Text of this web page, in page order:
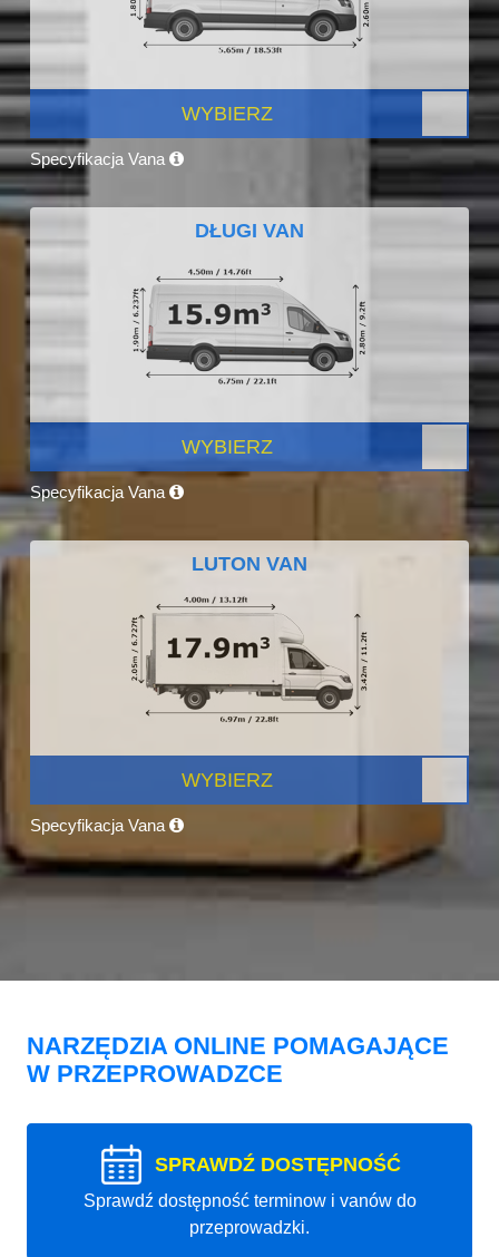
WYBIERZ
Specyfikacja Vana
DŁUGI VAN
WYBIERZ
Specyfikacja Vana
LUTON VAN
WYBIERZ
Specyfikacja Vana
NARZĘDZIA ONLINE POMAGAJĄCE
W PRZEPROWADZCE
SPRAWDŹ DOSTĘPNOŚĆ
Sprawdź dostępność terminow i vanów do
przeprowadzki.